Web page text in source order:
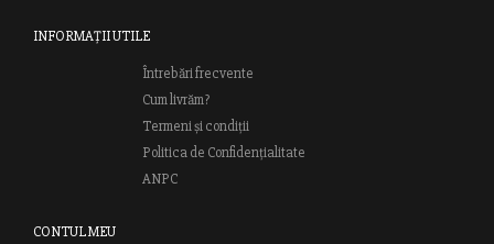
INFORMAȚII UTILE
Întrebări frecvente
Cum livrăm?
Termeni și condiții
Politica de Confidențialitate
ANPC
CONTUL MEU